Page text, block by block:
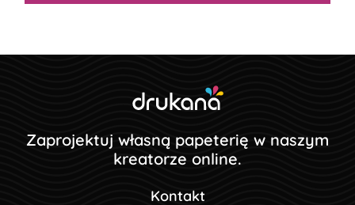
Zaprojektuj własną papeterię w naszym
kreatorze online.
Kontakt